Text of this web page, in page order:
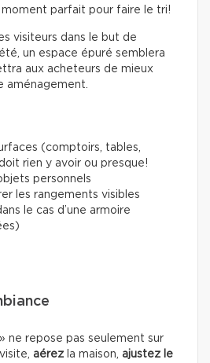
parfait pour faire le tri!
visiteurs dans le but de
un espace épuré semblera
aux acheteurs de mieux
aménagement.
(comptoirs, tables,
rien y avoir ou presque!
personnels
les rangements visibles
le cas d’une armoire
ne repose pas seulement sur
aérez la maison, ajustez le